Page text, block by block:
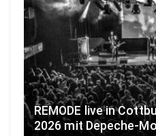
REMODE live in
2026 mit Depeche-